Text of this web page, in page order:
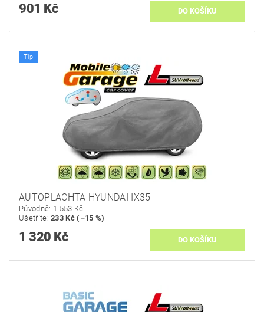
901 Kč
Tip
AUTOPLACHTA HYUNDAI IX35
Původně: 1 553 Kč
Ušetříte:233 Kč (–15 %)
1 320 Kč